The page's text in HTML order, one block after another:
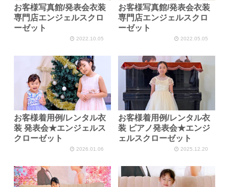
お客様写真館/発表会衣装
専門店エンジェルスクロ
ーゼット
2022.10.05
お客様写真館/発表会衣装
専門店エンジェルスクロ
ーゼット
2022.05.05
お客様着用例/レンタル衣
装 発表会★エンジェルス
クローゼット
2026.01.06
お客様着用例/レンタル衣
装 ピアノ発表会★エンジ
ェルスクローゼット
2025.12.20